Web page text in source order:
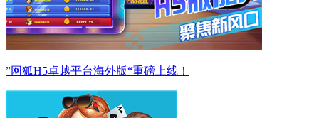
”网狐H5卓越平台海外版“重磅上线！